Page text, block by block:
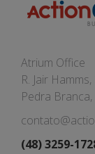
Atrium Office
R. Jair
Pedra Branca,
(48) 3259-